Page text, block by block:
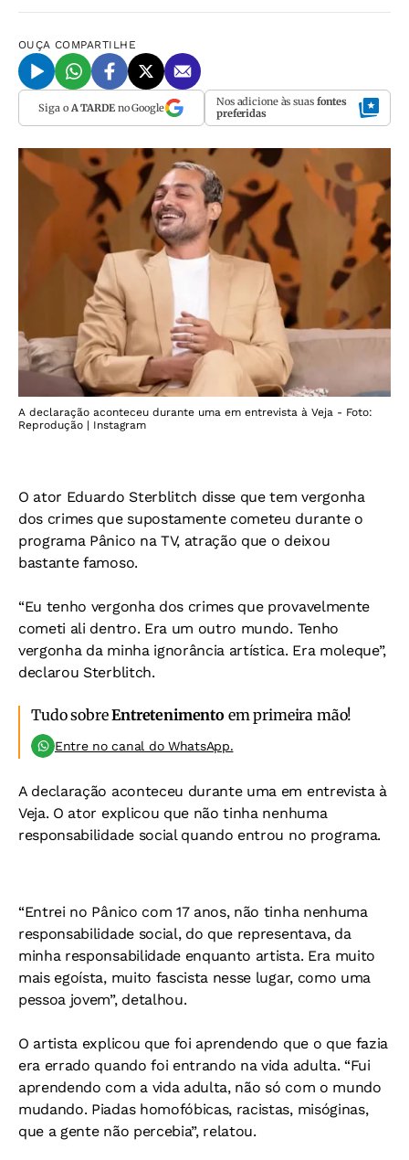
OUÇA COMPARTILHE
Siga o A TARDEno Google Nos adicione às suas fontes
preferidas
A declaração aconteceu durante uma em entrevista à Veja - Foto:
Reprodução | Instagram
O ator Eduardo Sterblitch disse que tem vergonha
dos crimes que supostamente cometeu durante o
programa Pânico na TV, atração que o deixou
bastante famoso.
“Eu tenho vergonha dos crimes que provavelmente
cometi ali dentro. Era um outro mundo. Tenho
vergonha da minha ignorância artística. Era moleque”,
declarou Sterblitch.
Tudo sobreEntretenimento em primeira mão!
Entre no canal do WhatsApp.
A declaração aconteceu durante uma em entrevista à
Veja. O ator explicou que não tinha nenhuma
responsabilidade social quando entrou no programa.
“Entrei no Pânico com 17 anos, não tinha nenhuma
responsabilidade social, do que representava, da
minha responsabilidade enquanto artista. Era muito
mais egoísta, muito fascista nesse lugar, como uma
pessoa jovem”, detalhou.
O artista explicou que foi aprendendo que o que fazia
era errado quando foi entrando na vida adulta. “Fui
aprendendo com a vida adulta, não só com o mundo
mudando. Piadas homofóbicas, racistas, misóginas,
que a gente não percebia”, relatou.